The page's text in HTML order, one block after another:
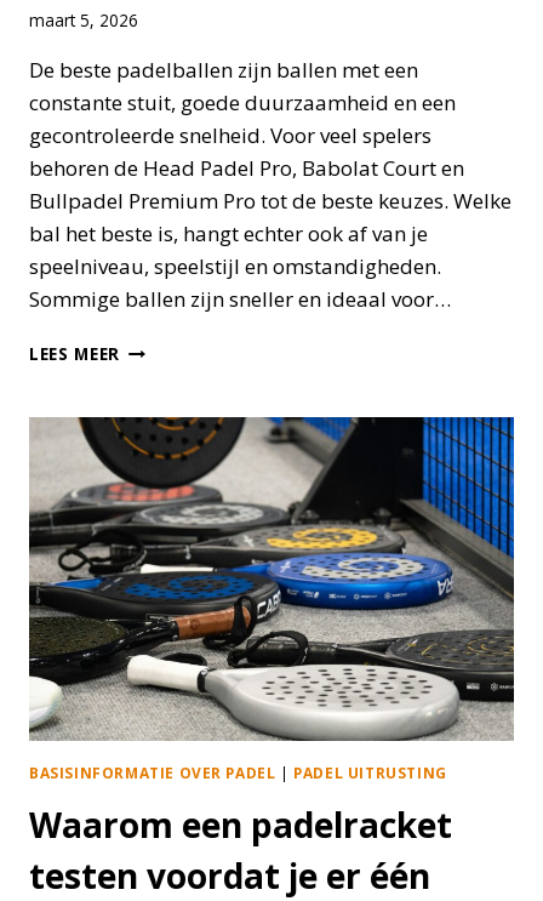
maart 5, 2026
De beste padelballen zijn ballen met een
constante stuit, goede duurzaamheid en een
gecontroleerde snelheid. Voor veel spelers
behoren de Head Padel Pro, Babolat Court en
Bullpadel Premium Pro tot de beste keuzes. Welke
bal het beste is, hangt echter ook af van je
speelniveau, speelstijl en omstandigheden.
Sommige ballen zijn sneller en ideaal voor…
LEES MEER WAT
BESTE
PADELBALLEN
BASISINFORMATIE OVER PADEL | PADEL UITRUSTING
Waarom een padelracket
testen voordat je er één